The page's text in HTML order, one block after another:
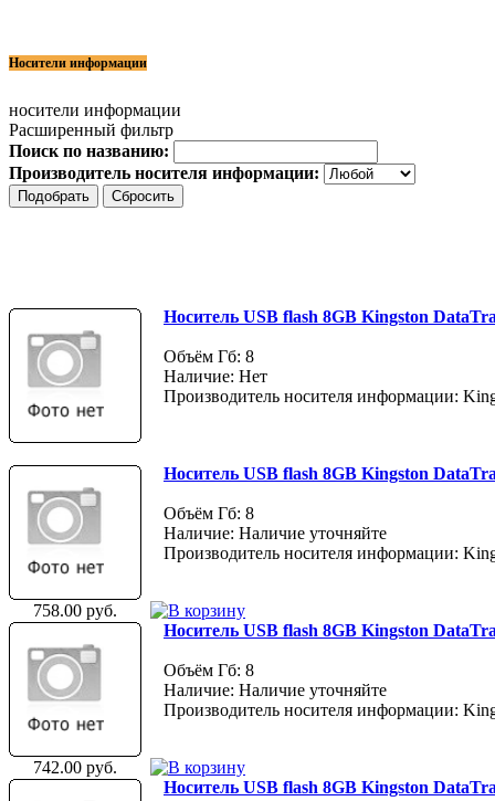
Носители информации
носители информации
Расширенный фильтр
Поиск по названию:
Производитель носителя информации:
Носитель USB flash 8GB Kingston
Объём Гб: 8
Наличие: Нет
Производитель носителя информации:
Носитель USB flash 8GB Kingston
Объём Гб: 8
Наличие: Наличие уточняйте
Производитель носителя информации:
758.00 руб.
Носитель USB flash 8GB Kingston
Объём Гб: 8
Наличие: Наличие уточняйте
Производитель носителя информации:
742.00 руб.
Носитель USB flash 8GB Kingston